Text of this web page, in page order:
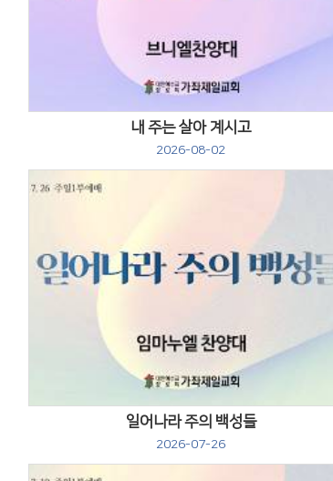
내 주는 살아 계시고
2026-08-02
일어나라 주의 백성들
2026-07-26